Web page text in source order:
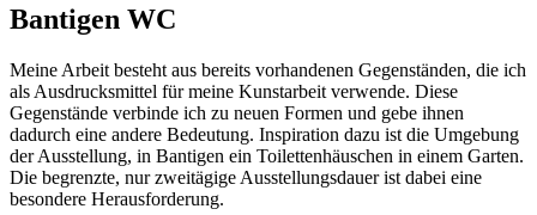
Bantigen WC
Meine Arbeit besteht aus bereits vorhandenen Gegenständen, die ich
als Ausdrucksmittel für meine Kunstarbeit verwende. Diese
Gegenstände verbinde ich zu neuen Formen und gebe ihnen
dadurch eine andere Bedeutung. Inspiration dazu ist die Umgebung
der Ausstellung, in Bantigen ein Toilettenhäuschen in einem Garten.
Die begrenzte, nur zweitägige Ausstellungsdauer ist dabei eine
besondere Herausforderung.